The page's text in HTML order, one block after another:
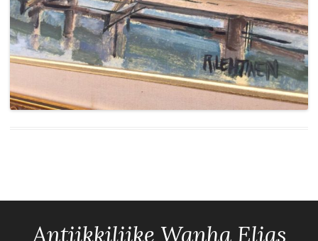
Antiikkiliike Wanha Elias